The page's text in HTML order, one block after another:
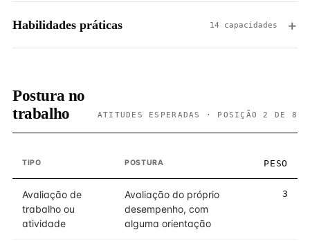
Habilidades práticas 14 capacidades
Postura no
trabalho
ATITUDES ESPERADAS · POSIÇÃO 2 DE 8
TIPO POSTURA PESO
Avaliação de
trabalho ou
atividade
Avaliação do próprio
desempenho, com
alguma orientação
3